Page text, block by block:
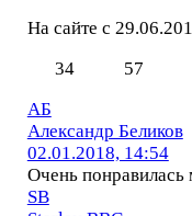
На сайте с
34
57
АБ
Александр Беликов
02.01.2018, 14:54
Очень
SВ